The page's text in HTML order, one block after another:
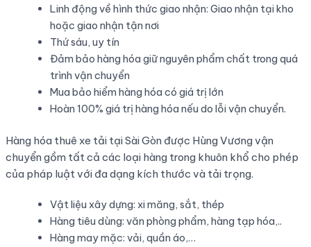
Linh động về hình thức giao nhận: Giao nhận tại kho
hoặc giao nhận tận nơi
Thứ sáu, uy tín
Đảm bảo hàng hóa giữ nguyên phẩm chất trong quá
trình vận chuyển
Mua bảo hiểm hàng hóa có giá trị lớn
Hoàn 100% giá trị hàng hóa nếu do lỗi vận chuyển.
Hàng hóa thuê xe tải tại Sài Gòn được Hùng Vương vận
chuyển gồm tất cả các loại hàng trong khuôn khổ cho phép
của pháp luật với đa dạng kích thước và tải trọng.
Vật liệu xây dựng: xi măng, sắt, thép
Hàng tiêu dùng: văn phòng phẩm, hàng tạp hóa,..
Hàng may mặc: vải, quần áo,…